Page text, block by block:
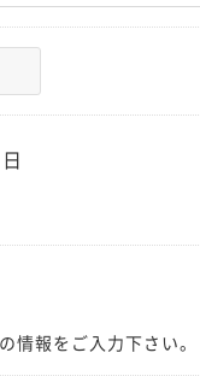
日
情報をご入力下さい。